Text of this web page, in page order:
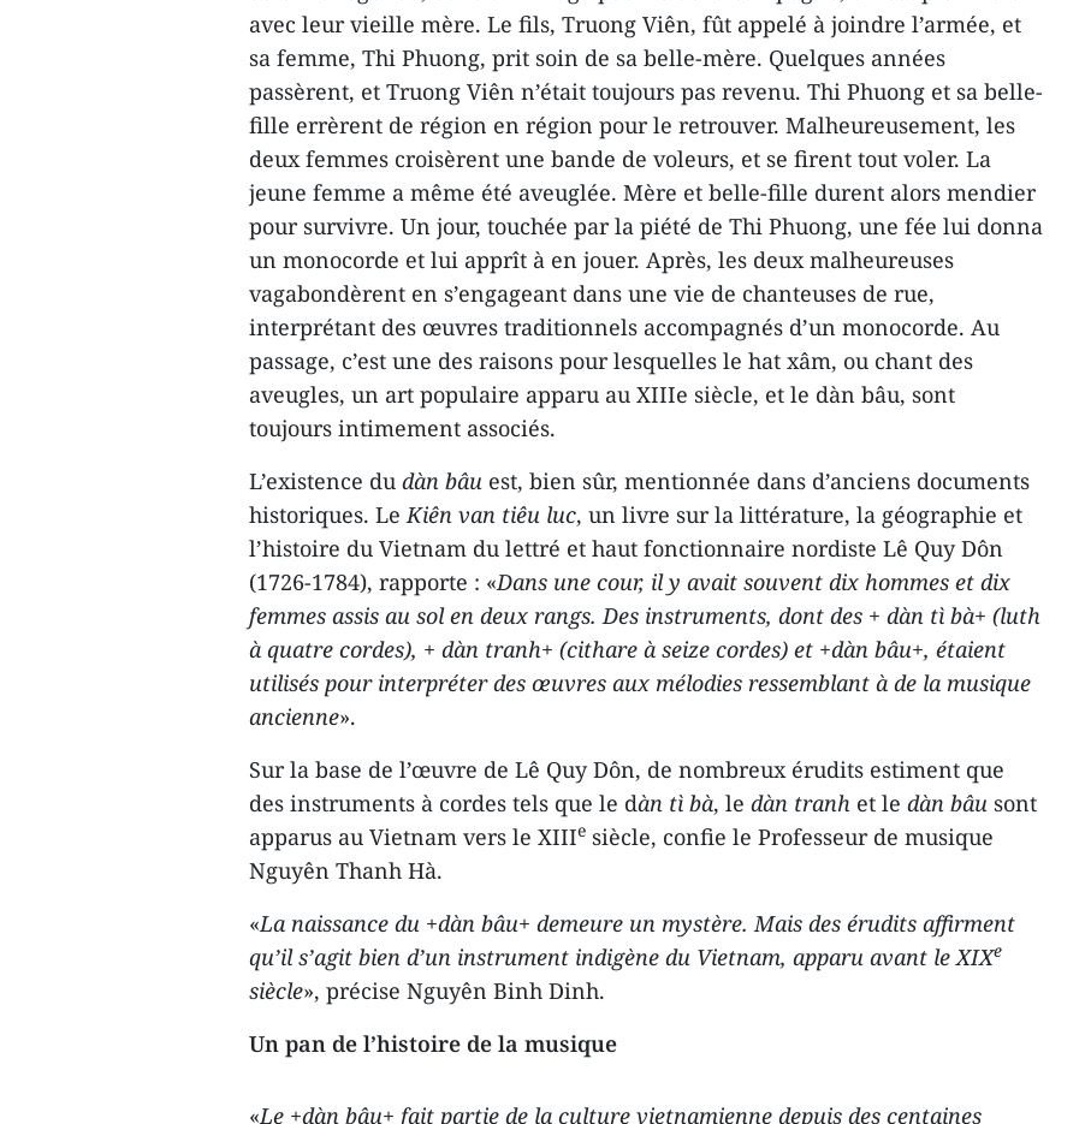
avec leur vieille mère. Le fils, Truong Viên, fût appelé à joindre l’armée, et
sa femme, Thi Phuong, prit soin de sa belle-mère. Quelques années
passèrent, et Truong Viên n’était toujours pas revenu. Thi Phuong et sa belle-
fille errèrent de région en région pour le retrouver. Malheureusement, les
deux femmes croisèrent une bande de voleurs, et se firent tout voler. La
jeune femme a même été aveuglée. Mère et belle-fille durent alors mendier
pour survivre. Un jour, touchée par la piété de Thi Phuong, une fée lui donna
un monocorde et lui apprît à en jouer. Après, les deux malheureuses
vagabondèrent en s’engageant dans une vie de chanteuses de rue,
interprétant des œuvres traditionnels accompagnés d’un monocorde. Au
passage, c’est une des raisons pour lesquelles le hat xâm, ou chant des
aveugles, un art populaire apparu au XIIIe siècle, et le dàn bâu, sont
toujours intimement associés.
L’existence du dàn bâu est, bien sûr, mentionnée dans d’anciens documents
historiques. LeKiên van tiêu luc, un livre sur la littérature, la géographie et
l’histoire du Vietnam du lettré et haut fonctionnaire nordiste Lê Quy Dôn
(1726-1784), rapporte : «Dans une cour, il y avait souvent dix hommes et dix
femmes assis au sol en deux rangs. Des instruments, dont des + dàn tì bà+ (luth
à quatre cordes), + dàn tranh+ (cithare à seize cordes) et +dàn bâu+, étaient
utilisés pour interpréter des œuvres aux mélodies ressemblant à de la musique
ancienne».
Sur la base de l’œuvre de Lê Quy Dôn, de nombreux érudits estiment que
des instruments à cordes tels que le dàn tì bà, le dàn tranh et le dàn bâu sont
apparus au Vietnam vers le XIIIe siècle, confie le Professeur de musique
Nguyên Thanh Hà.
«La naissance du +dàn bâu+ demeure un mystère. Mais des érudits affirment
qu’il s’agit bien d’un instrument indigène du Vietnam, apparu avant le XIXe
siècle», précise Nguyên Binh Dinh.
Un pan de l’histoire de la musique
«Le +dàn bâu+ fait partie de la culture vietnamienne depuis des centaines